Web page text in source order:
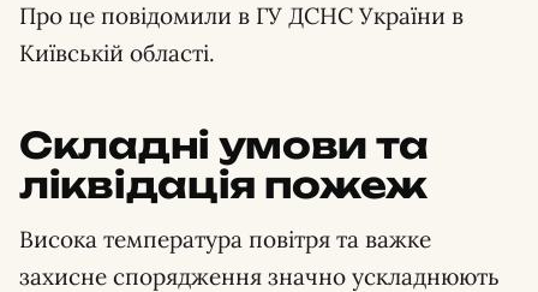
Про це повідомили в ГУ ДСНС України в
Київській області.
Складні умови та
ліквідація пожеж
Висока температура повітря та важке
захисне спорядження значно ускладнюють